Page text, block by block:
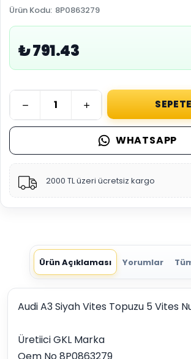
Ürün Kodu: 8P0863279
₺ 791.43
WHATSAPP
2000 TL üzeri ücretsiz kargo
Ürün Açıklaması Yorumlar
Audi A3 Siyah Vites Topuzu 5 Vites
Üretiici GKL Marka